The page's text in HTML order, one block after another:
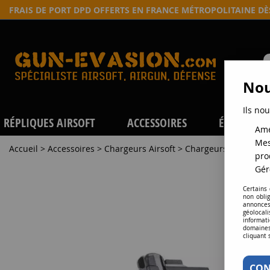
FRAIS DE PORT DPD OFFERTS EN FRANCE MÉTROPOLITAINE
RÉPLIQUES AIRSOFT ACCESSOIRES
Accueil > Accessoires > Chargeurs Airsoft > Chargeurs répliques
Ils
Certains
non
cliquant